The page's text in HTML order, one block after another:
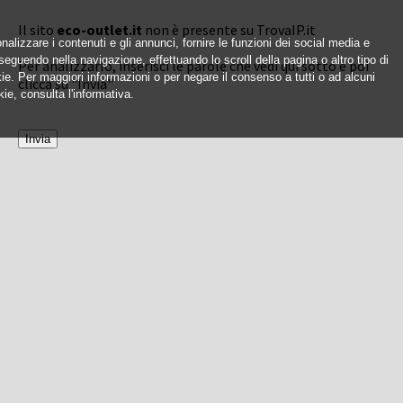
Il sito eco-outlet.it non è presente su TrovaIP.it
Per analizzarlo, inserisci le parole che vedi qui sotto e poi
clicca su "Invia"
i contenuti e gli annunci, fornire le funzioni dei social media e
nella navigazione, effettuando lo scroll della pagina o altro tipo di
Per maggiori informazioni o per negare il consenso a tutti o ad alcuni
consulta l'informativa.